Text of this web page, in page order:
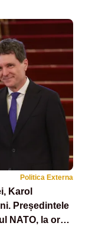
Politica Externa
Karol
Președintele
NATO, la ora